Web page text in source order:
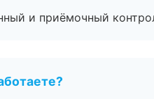
и приёмочный